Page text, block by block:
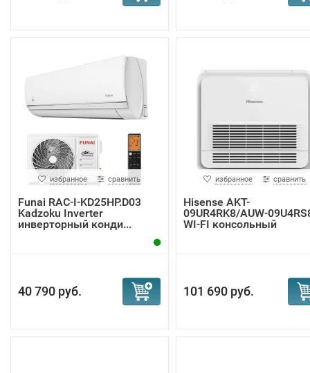
избранное сравнить
Funai RAC-I-KD25HP.D03
Kadzoku Inverter
инверторный конди...
40 790 руб.
избранное сравнить
Hisense AKT-
09UR4RK8/AUW-
WI-FI консольный
101 690 руб.